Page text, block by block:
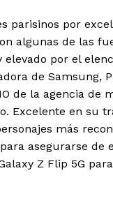
parisinos por
algunas de las
por el
de Samsung,
de la agencia de
Excelente en su
más
asegurarse de
Z Flip 5G